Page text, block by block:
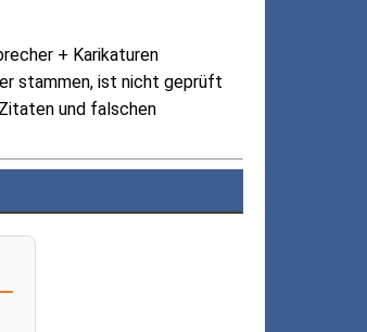
+ Karikaturen
stammen, ist nicht geprüft
und falschen